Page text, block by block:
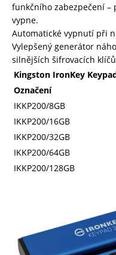
funkčního zabezpečení –
vypne.
Automatické vypnutí při
Vylepšený generátor
silnějších šifrovacích
Kingston IronKey
Označení
IKKP200/8GB
IKKP200/16GB
IKKP200/32GB
IKKP200/64GB
IKKP200/128GB